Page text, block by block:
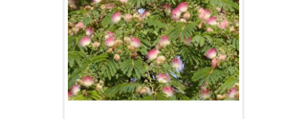
Albizia julibrissin rosea / Kapinice / Perská
akácie, K13
Cena: 809,00 Kč